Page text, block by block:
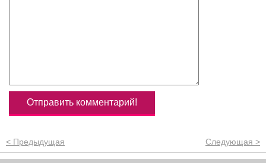
< Предыдущая Следующая >